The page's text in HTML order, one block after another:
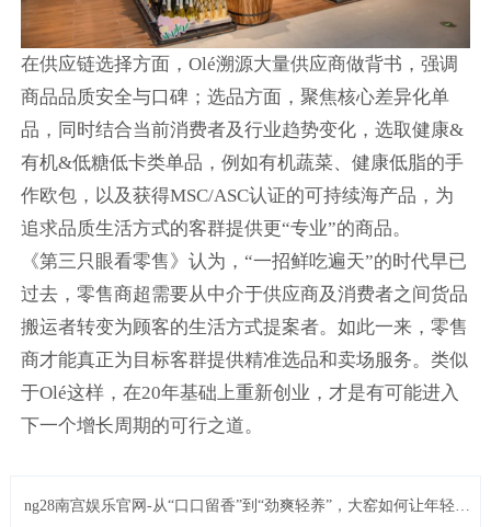
在供应链选择方面，Olé溯源大量供应商做背书，强调
商品品质安全与口碑；选品方面，聚焦核心差异化单
品，同时结合当前消费者及行业趋势变化，选取健康&
有机&低糖低卡类单品，例如有机蔬菜、健康低脂的手
作欧包，以及获得MSC/ASC认证的可持续海产品，为
追求品质生活方式的客群提供更“专业”的商品。
《第三只眼看零售》认为，“一招鲜吃遍天”的时代早已
过去，零售商超需要从中介于供应商及消费者之间货品
搬运者转变为顾客的生活方式提案者。如此一来，零售
商才能真正为目标客群提供精准选品和卖场服务。类似
于Olé这样，在20年基础上重新创业，才是有可能进入
下一个增长周期的可行之道。
ng28南宫娱乐官网-从“口口留香”到“劲爽轻养”，大窑如何让年轻人